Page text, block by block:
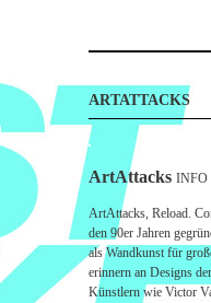
ARTATTACKS
ArtAttacks INFO
ArtAttacks, Reload.
den 90er Jahren
als Wandkunst für
erinnern an Designs
Künstlern wie Victor